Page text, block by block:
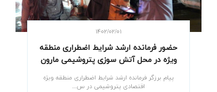
۱۴۰۲/۰۲/۰۱
حضور فرمانده ارشد شرایط اضطراری منطقه
ویژه در محل آتش سوزی پتروشیمی مارون
پیام برزگر فرمانده ارشد شرایط اضطراری منطقه ویژه
اقتصادی پتروشیمی در س...